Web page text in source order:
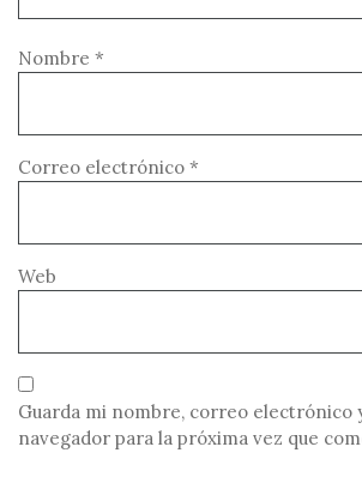
Nombre *
Correo electrónico *
Web
Guarda mi nombre, correo electrónico
navegador para la próxima vez que